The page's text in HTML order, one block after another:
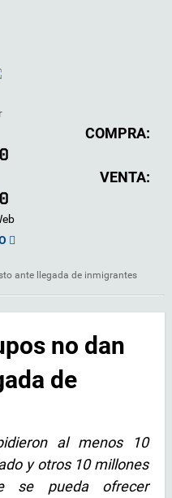
COMPRA:
VENTA:
ante llegada de inmigrantes
no dan
de
al menos 10
y otros 10 millones
se pueda ofrecer